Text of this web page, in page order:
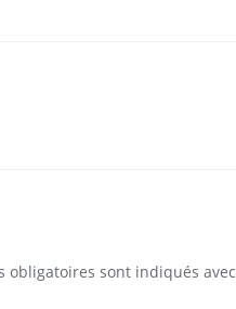
obligatoires sont indiqués avec